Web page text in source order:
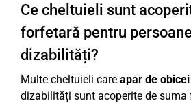
Ce cheltuieli sunt
forfetară pentru
dizabilități?
Multe cheltuieli care apar de obicei
dizabilități sunt acoperite de suma